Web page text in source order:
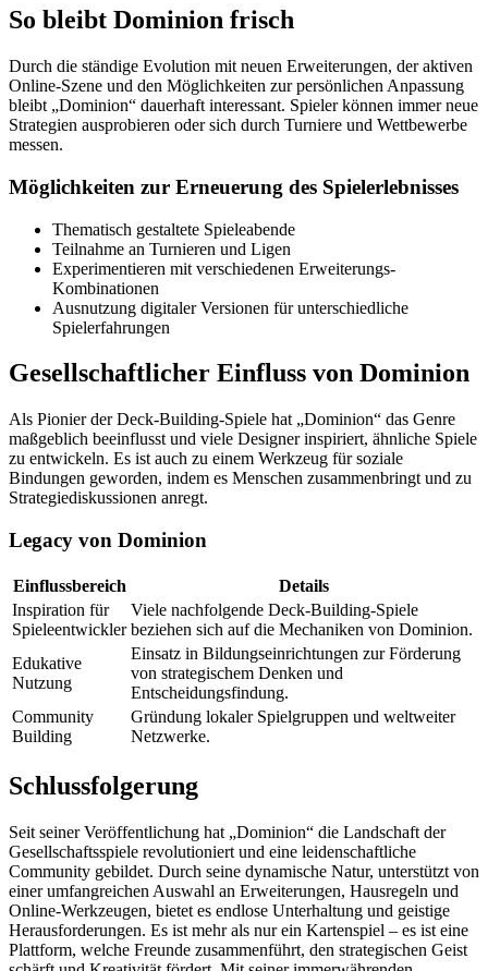
So bleibt Dominion frisch
Durch die ständige Evolution mit neuen Erweiterungen, der aktiven
Online-Szene und den Möglichkeiten zur persönlichen Anpassung
bleibt „Dominion“ dauerhaft interessant. Spieler können immer neue
Strategien ausprobieren oder sich durch Turniere und Wettbewerbe
messen.
Möglichkeiten zur Erneuerung des Spielerlebnisses
Thematisch gestaltete Spieleabende
Teilnahme an Turnieren und Ligen
Experimentieren mit verschiedenen Erweiterungs-
Kombinationen
Ausnutzung digitaler Versionen für unterschiedliche
Spielerfahrungen
Gesellschaftlicher Einfluss von Dominion
Als Pionier der Deck-Building-Spiele hat „Dominion“ das Genre
maßgeblich beeinflusst und viele Designer inspiriert, ähnliche Spiele
zu entwickeln. Es ist auch zu einem Werkzeug für soziale
Bindungen geworden, indem es Menschen zusammenbringt und zu
Strategiediskussionen anregt.
Legacy von Dominion
Einflussbereich
Details
Inspiration für
Spieleentwickler
Viele nachfolgende Deck-Building-Spiele
beziehen sich auf die Mechaniken von Dominion.
Edukative
Nutzung
Einsatz in Bildungseinrichtungen zur Förderung
von strategischem Denken und
Entscheidungsfindung.
Community
Building
Gründung lokaler Spielgruppen und weltweiter
Netzwerke.
Schlussfolgerung
Seit seiner Veröffentlichung hat „Dominion“ die Landschaft der
Gesellschaftsspiele revolutioniert und eine leidenschaftliche
Community gebildet. Durch seine dynamische Natur, unterstützt von
einer umfangreichen Auswahl an Erweiterungen, Hausregeln und
Online-Werkzeugen, bietet es endlose Unterhaltung und geistige
Herausforderungen. Es ist mehr als nur ein Kartenspiel – es ist eine
Plattform, welche Freunde zusammenführt, den strategischen Geist